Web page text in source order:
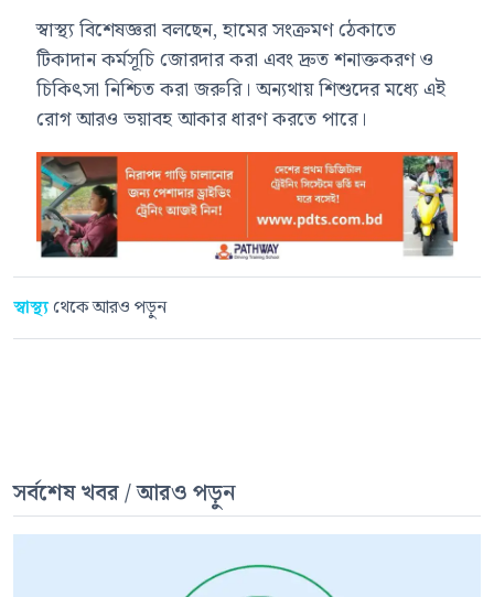
স্বাস্থ্য বিশেষজ্ঞরা বলছেন, হামের সংক্রমণ ঠেকাতে
টিকাদান কর্মসূচি জোরদার করা এবং দ্রুত শনাক্তকরণ ও
চিকিৎসা নিশ্চিত করা জরুরি। অন্যথায় শিশুদের মধ্যে এই
রোগ আরও ভয়াবহ আকার ধারণ করতে পারে।
স্বাস্থ্যথেকে আরও পড়ুন
সর্বশেষ খবর / আরও পড়ুন